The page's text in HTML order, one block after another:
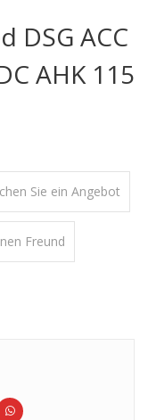
DSG ACC
AHK 115
Sie ein Angebot
Freund